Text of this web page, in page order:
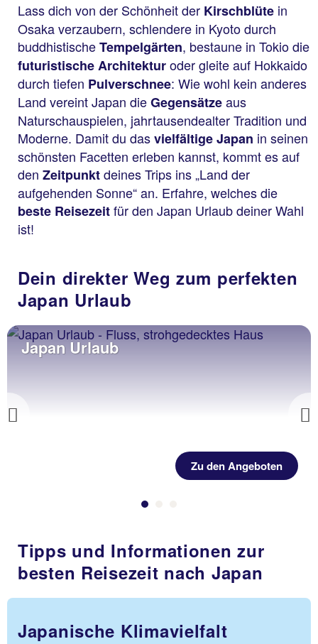
Lass dich von der Schönheit der Kirschblüte in
Osaka verzaubern, schlendere in Kyoto durch
buddhistischeTempelgärten, bestaune in Tokio die
futuristische Architekturoder gleite auf Hokkaido
durch tiefen Pulverschnee: Wie wohl kein anderes
Land vereint Japan dieGegensätzeaus
Naturschauspielen, jahrtausendealter Tradition und
Moderne. Damit du dasvielfältige Japan in seinen
schönsten Facetten erleben kannst, kommt es auf
den Zeitpunktdeines Trips ins „Land der
aufgehenden Sonne“ an. Erfahre, welches die
beste Reisezeitfür den Japan Urlaub deiner Wahl
ist!
Dein direkter Weg zum perfekten
Japan Urlaub
Previous
Japan Urlaub
Zu den Angeboten
Tipps und Informationen zur
besten Reisezeit nach Japan
Japanische Klimavielfalt